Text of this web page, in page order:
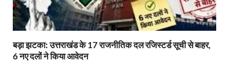
बड़ा झटका: उत्तराखंड के 17 राजनीतिक दल रजिस्टर्ड सूची से बाहर,
6 नए दलों ने किया आवेदन